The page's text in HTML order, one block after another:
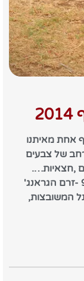
אחת מאיתנו
רחב של צבעים
,חצאיות….
המשבצות הן חזרה לתחילת שנות ה-90 -זרם הגראנג'
המשובצות,